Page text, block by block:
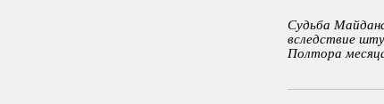
Судьба
вследствие
Полтора